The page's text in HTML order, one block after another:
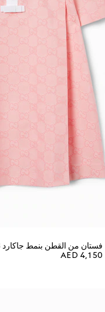
فستان من القطن بنمط جاكارد GG للأطفال الرضّع
AED 4,150